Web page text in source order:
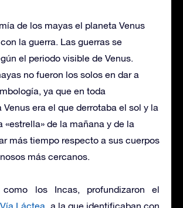
de los mayas el planeta Venus
la guerra. Las guerras se
el periodo visible de Venus.
no fueron los solos en dar a
ya que en toda
era el que derrotaba el sol y la
«estrella» de la mañana y de la
más tiempo respecto a sus cuerpos
más cercanos.
los Incas, profundizaron el
Vía Láctea, a la que identificaban con